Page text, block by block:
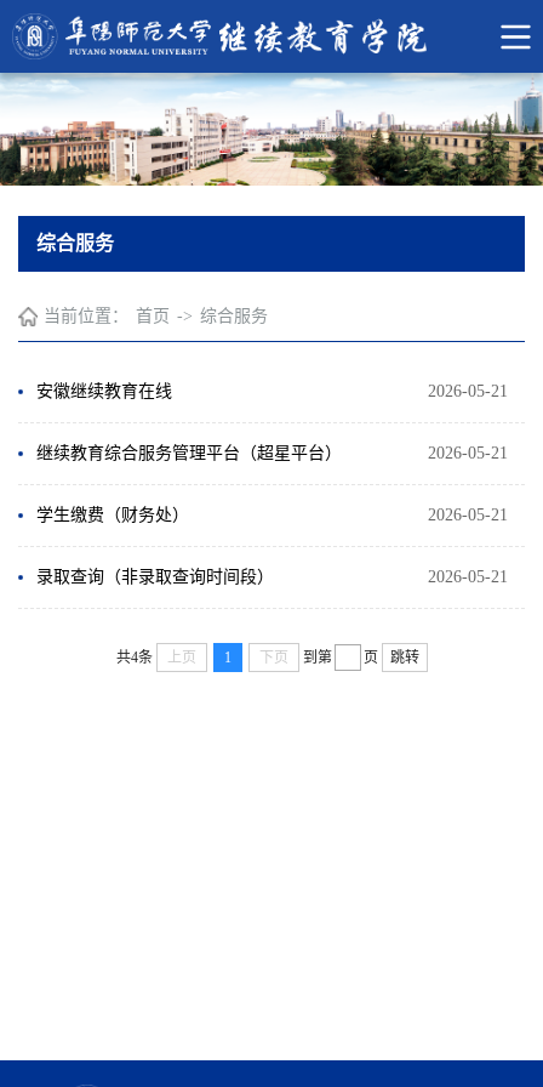
综合服务
当前位置： 首页 -> 综合服务
2026-05-21
安徽继续教育在线
2026-05-21
继续教育综合服务管理平台（超星平台）
2026-05-21
学生缴费（财务处）
2026-05-21
录取查询（非录取查询时间段）
共4条 上页 1 下页 到第 页 跳转